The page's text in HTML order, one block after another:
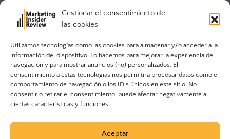
Gestionar el consentimiento de
las cookies
Utilizamos tecnologías como las cookies para almacenar y/o acceder a la
información del dispositivo. Lo hacemos para mejorar la experiencia de
navegación y para mostrar anuncios (no) personalizados. El
consentimiento a estas tecnologías nos permitirá procesar datos como el
comportamiento de navegación o los ID's únicos en este sitio. No
consentir o retirar el consentimiento, puede afectar negativamente a
ciertas características y funciones.
Aceptar